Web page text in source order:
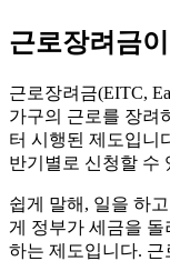
근로장려금
근로장려금(EITC,
가구의 근로를 장려
터 시행된 제도입니
반기별로 신청할 수
쉽게 말해, 일을 하
게 정부가 세금을
하는 제도입니다. 근